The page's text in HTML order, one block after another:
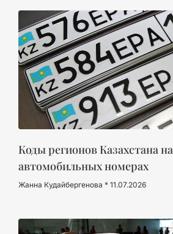
Коды регионов Казахстана на
автомобильных номерах
Жанна Кудайбергенова 11.07.2026